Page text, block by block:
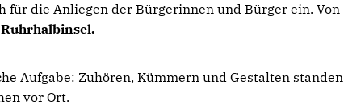
für die Anliegen der Bürgerinnen und Bürger ein. Von
Aufgabe: Zuhören, Kümmern und Gestalten standen
vor Ort.